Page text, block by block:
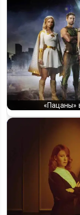
«Пацаны»